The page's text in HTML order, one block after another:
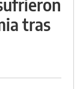
tras